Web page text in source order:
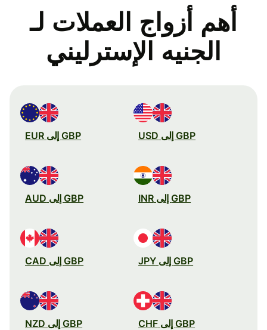
أهم أزواج العملات لـ
الجنيه الإسترليني
GBP إلى USD GBP إلى EUR
GBP إلى INR GBP إلى AUD
GBP إلى JPY GBP إلى CAD
GBP إلى CHF GBP إلى NZD